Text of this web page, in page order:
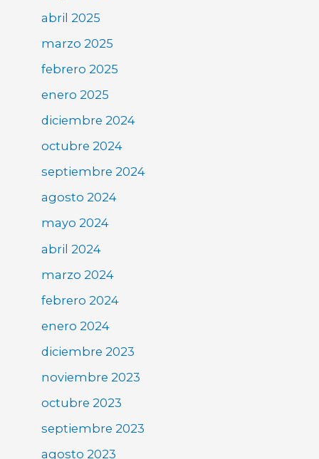
abril 2025
marzo 2025
febrero 2025
enero 2025
diciembre 2024
octubre 2024
septiembre 2024
agosto 2024
mayo 2024
abril 2024
marzo 2024
febrero 2024
enero 2024
diciembre 2023
noviembre 2023
octubre 2023
septiembre 2023
agosto 2023